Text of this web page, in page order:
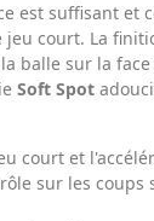
est suffisant et
court. La
balle sur la
Soft Spot
court et
sur les coups